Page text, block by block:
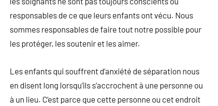
responsables de ce que leurs enfants ont vécu. Nous
sommes responsables de faire tout notre possible pour
les protéger, les soutenir et les aimer.
Les enfants qui souffrent d’anxiété de séparation nous
en disent long lorsqu’ils s’accrochent à une personne ou
à un lieu. C’est parce que cette personne ou cet endroit